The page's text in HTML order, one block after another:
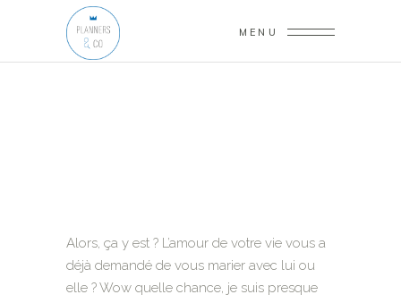
MENU
Alors, ça y est ? L’amour de votre vie vous a
déjà demandé de vous marier avec lui ou
elle ? Wow quelle chance, je suis presque